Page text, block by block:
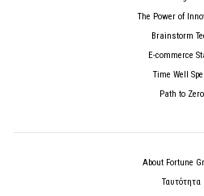
The Power of
Brainstorm
E-commerce
Time Well
Path to Zero
About Fortune
Ταυτότητα